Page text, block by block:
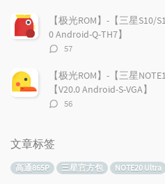
数：
【极光ROM】-【三星S10/
0 Android-Q-TH7】
评
数：
57
【极光ROM】-【三星
【V20.0 Android-S-VGA】
评
56
文章标签
高通865P 三星官方包 NOTE20 Ultra